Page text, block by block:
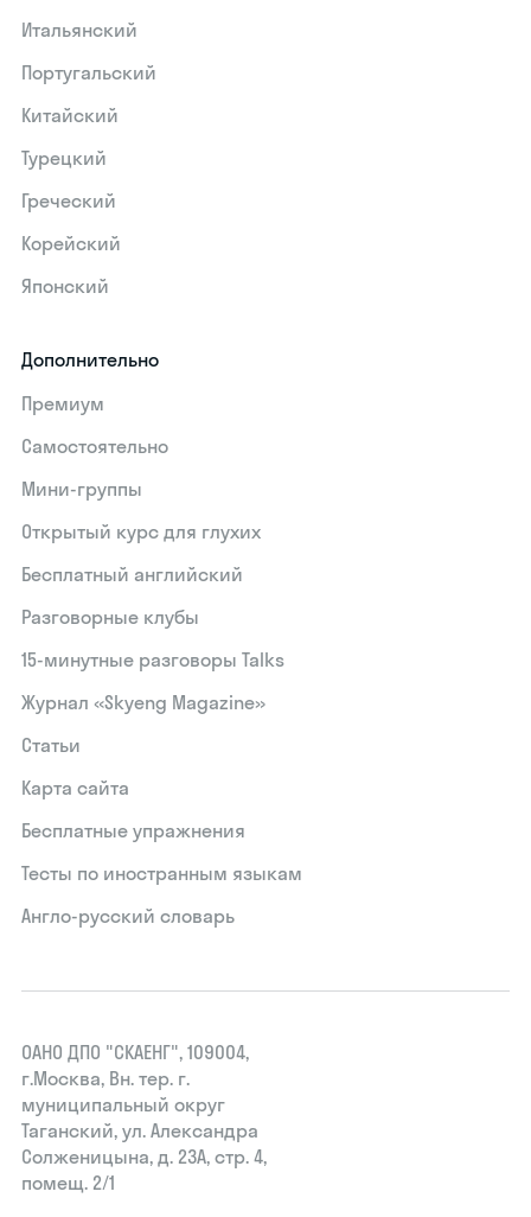
Итальянский
Португальский
Китайский
Турецкий
Греческий
Корейский
Японский
Дополнительно
Премиум
Самостоятельно
Мини-группы
Открытый курс для глухих
Бесплатный английский
Разговорные клубы
15‑минутные разговоры Talks
Журнал «Skyeng Magazine»
Статьи
Карта сайта
Бесплатные упражнения
Тесты по иностранным языкам
Англо-русский словарь
ОАНО ДПО "СКАЕНГ", 109004,
г.Москва, Вн. тер. г.
муниципальный округ
Таганский, ул. Александра
Солженицына, д. 23А, стр. 4,
помещ. 2/1